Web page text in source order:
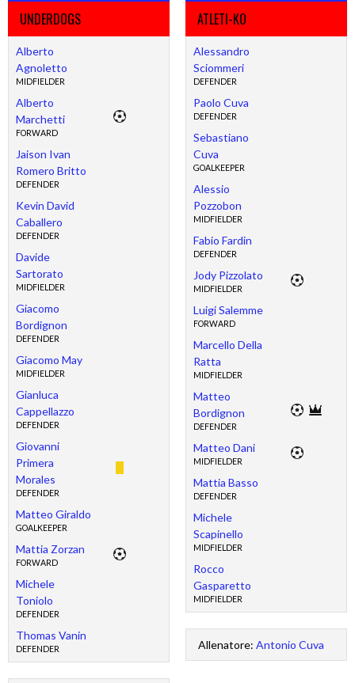
UNDERDOGS
Alberto
Agnoletto
MIDFIELDER
Alberto
Marchetti
FORWARD
Jaison Ivan
Romero Britto
DEFENDER
Kevin David
Caballero
DEFENDER
Davide
Sartorato
MIDFIELDER
Giacomo
Bordignon
DEFENDER
Giacomo May
MIDFIELDER
Gianluca
Cappellazzo
DEFENDER
Giovanni
Primera
Morales
DEFENDER
Matteo Giraldo
GOALKEEPER
Mattia Zorzan
FORWARD
Michele
Toniolo
DEFENDER
Thomas Vanin
DEFENDER
ATLETI-KO
Alessandro
Sciommeri
DEFENDER
Paolo Cuva
DEFENDER
Sebastiano
Cuva
GOALKEEPER
Alessio
Pozzobon
MIDFIELDER
Fabio Fardin
DEFENDER
Jody Pizzolato
MIDFIELDER
Luigi Salemme
FORWARD
Marcello Della
Ratta
MIDFIELDER
Matteo
Bordignon
DEFENDER
Matteo Dani
MIDFIELDER
Mattia Basso
DEFENDER
Michele
Scapinello
MIDFIELDER
Rocco
Gasparetto
MIDFIELDER
Allenatore: Antonio Cuva